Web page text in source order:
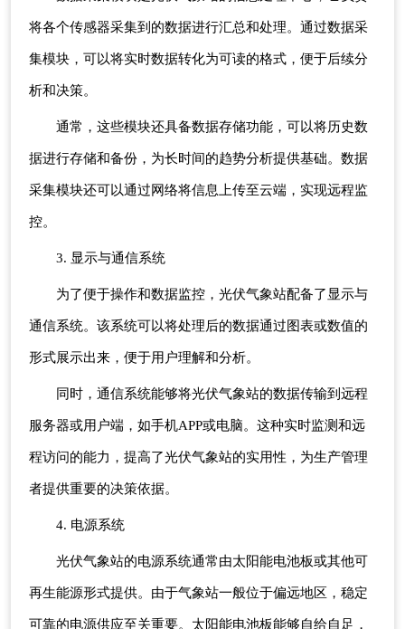
将各个传感器采集到的数据进行汇总和处理。通过数据采
集模块，可以将实时数据转化为可读的格式，便于后续分
析和决策。
通常，这些模块还具备数据存储功能，可以将历史数
据进行存储和备份，为长时间的趋势分析提供基础。数据
采集模块还可以通过网络将信息上传至云端，实现远程监
控。
3. 显示与通信系统
为了便于操作和数据监控，光伏气象站配备了显示与
通信系统。该系统可以将处理后的数据通过图表或数值的
形式展示出来，便于用户理解和分析。
同时，通信系统能够将光伏气象站的数据传输到远程
服务器或用户端，如手机APP或电脑。这种实时监测和远
程访问的能力，提高了光伏气象站的实用性，为生产管理
者提供重要的决策依据。
4. 电源系统
光伏气象站的电源系统通常由太阳能电池板或其他可
再生能源形式提供。由于气象站一般位于偏远地区，稳定
可靠的电源供应至关重要。太阳能电池板能够自给自足，